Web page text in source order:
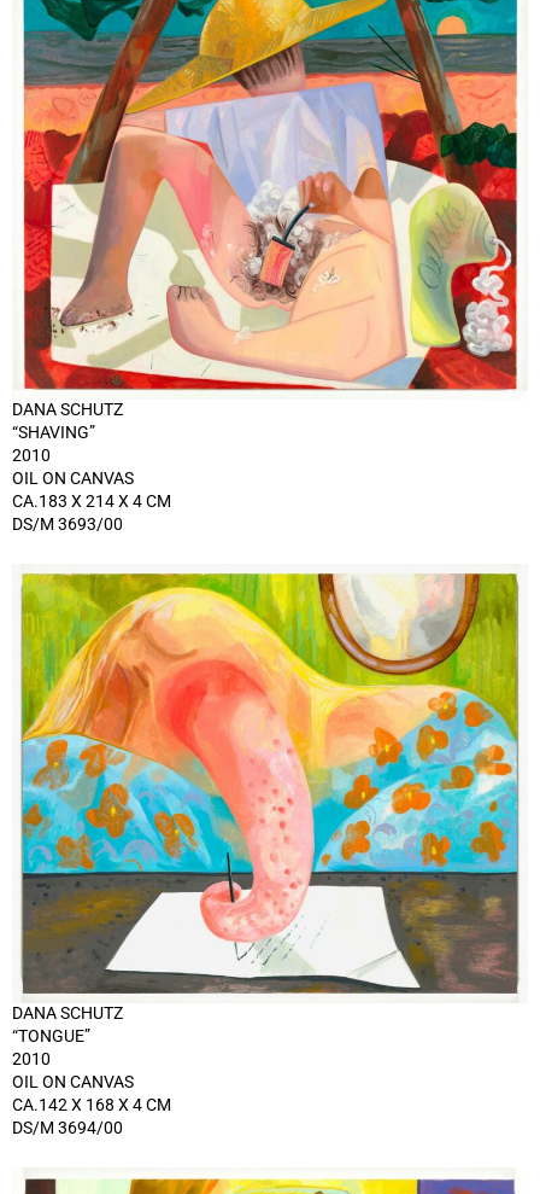
DANA SCHUTZ
“SHAVING”
2010
OIL ON CANVAS
CA.183 X 214 X 4 CM
DS/M 3693/00
DANA SCHUTZ
“TONGUE”
2010
OIL ON CANVAS
CA.142 X 168 X 4 CM
DS/M 3694/00